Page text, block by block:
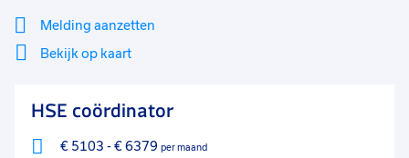
Melding aanzetten
Bekijk op kaart
Sluiten
HSE coördinator
€ 5103 - € 6379 per maand